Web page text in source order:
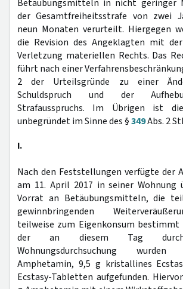
Betäubungsmitteln in nicht geringer
der Gesamtfreiheitsstrafe von zwei
neun Monaten verurteilt. Hiergegen
die Revision des Angeklagten mit
Verletzung materiellen Rechts. Das
führt nach einer
2 der Urteilsgründe zu einer
Schuldspruch und der
Strafausspruchs. Im Übrigen ist
unbegründet im Sinne des §349Abs. 2
I.
Nach den Feststellungen verfügte der
am 11. April 2017 in seiner Wohnung
Vorrat an Betäubungsmitteln, die
gewinnbringenden
teilweise zum Eigenkonsum bestimmt
der an diesem Tag
Wohnungsdurchsuchung
Amphetamin, 9,5 g kristallines
Ecstasy-Tabletten aufgefunden.